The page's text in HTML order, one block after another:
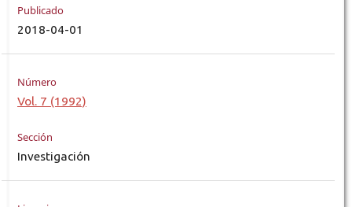
Publicado
2018-04-01
Número
Vol. 7 (1992)
Sección
Investigación